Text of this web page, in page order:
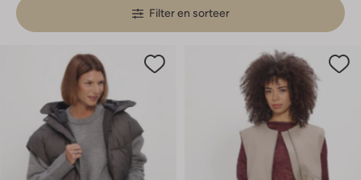
Filter en sorteer